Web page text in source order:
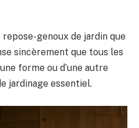
repose-genoux de jardin que
sincèrement que tous les
forme ou d’une autre
jardinage essentiel.